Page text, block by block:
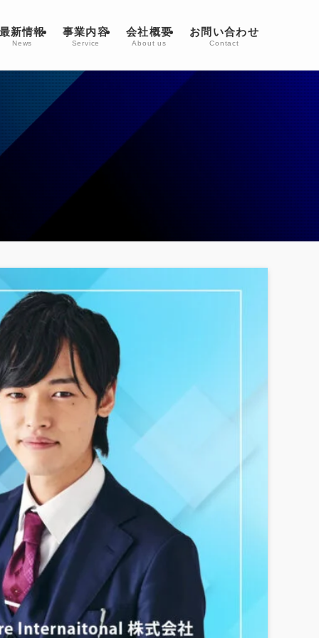
新情報
News
事業内容
Service
会社概要
About us
お問い合わせ
Contact